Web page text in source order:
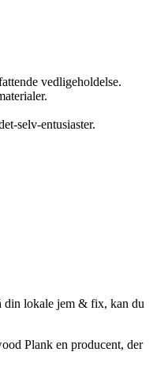
vedligeholdelse.
selv-entusiaster.
din lokale jem & fix, kan du
Plank en producent, der